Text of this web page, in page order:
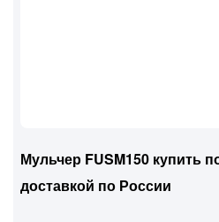
Мульчер FUSM150 купить
доставкой по России